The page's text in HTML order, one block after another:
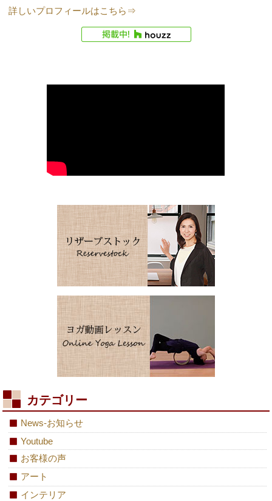
詳しいプロフィールはこちら⇒
カテゴリー
News-お知らせ
Youtube
お客様の声
アート
インテリア